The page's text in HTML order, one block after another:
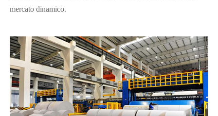
mercato dinamico.